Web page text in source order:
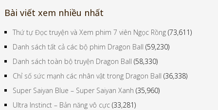
Bài viết xem nhiều nhất
Thứ tự Đọc truyện và Xem phim 7 viên Ngọc Rồng (73,611)
Danh sách tất cả các bộ phim Dragon Ball (59,230)
Danh sách toàn bộ truyện Dragon Ball (58,330)
Chỉ số sức mạnh các nhân vật trong Dragon Ball (36,338)
Super Saiyan Blue – Super Saiyan Xanh (35,960)
Ultra Instinct – Bản năng vô cực (33,281)